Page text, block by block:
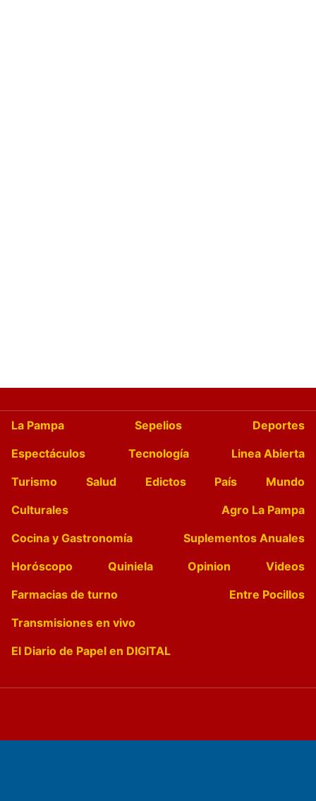
La Pampa Sepelios
Deportes
Espectáculos
Tecnología
Linea Abierta
Turismo
Salud Edictos País
Mundo
Culturales
Agro La Pampa
Cocina y Gastronomía
Suplementos Anuales
Horóscopo
Quiniela Opinion
Videos
Farmacias de turno
Entre Pocillos
Transmisiones en vivo
El Diario de Papel en DIGITAL